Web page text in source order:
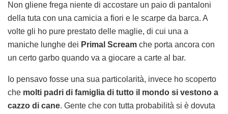
Non gliene frega niente di accostare un paio di pantaloni
della tuta con una camicia a fiori e le scarpe da barca. A
volte gli ho pure prestato delle maglie, di cui una a
maniche lunghe dei Primal Scream che porta ancora con
un certo garbo quando va a giocare a carte al bar.
Io pensavo fosse una sua particolarità, invece ho scoperto
che molti padri di famiglia di tutto il mondo si vestono a
cazzo di cane. Gente che con tutta probabilità si è dovuta